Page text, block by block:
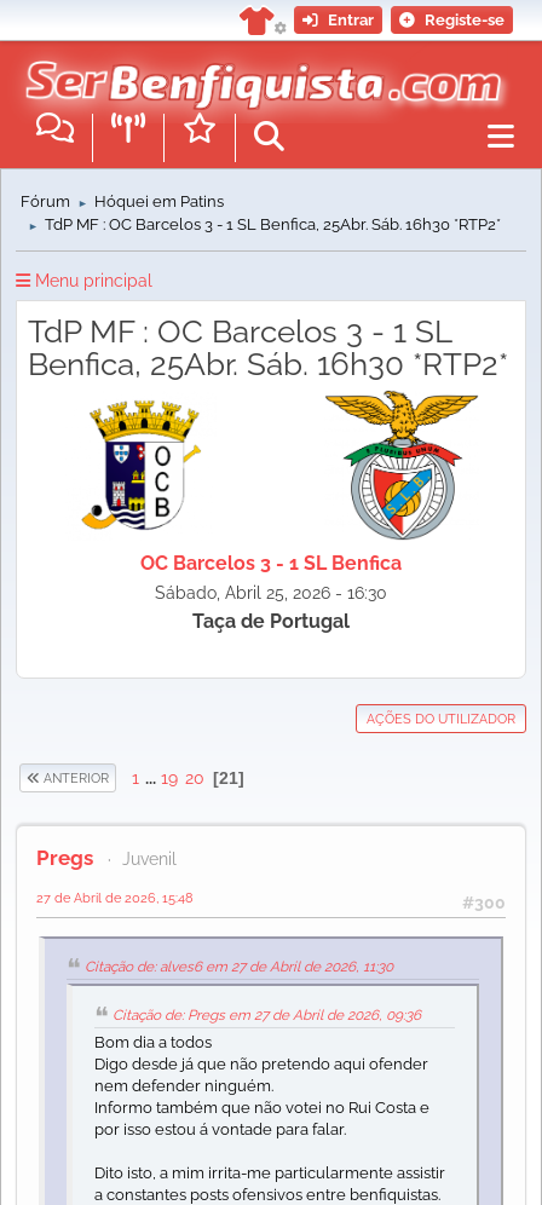
Entrar Registe-se
Fórum ► Hóquei em Patins
► TdP MF : OC Barcelos 3 - 1 SL Benfica, 25Abr. Sáb. 16h30 *RTP2*
Menu principal
TdP MF : OC Barcelos 3 - 1 SL
Benfica, 25Abr. Sáb. 16h30 *RTP2*
OC Barcelos 3 - 1 SL Benfica
Sábado, Abril 25, 2026 - 16:30
Taça de Portugal
AÇÕES DO UTILIZADOR
ANTERIOR 1 ... 19 20 21
Pregs Juvenil
#300
27 de Abril de 2026, 15:48
Citação de: alves6 em 27 de Abril de 2026, 11:30
Citação de: Pregs em 27 de Abril de 2026, 09:36
Bom dia a todos
Digo desde já que não pretendo aqui ofender
nem defender ninguém.
Informo também que não votei no Rui Costa e
por isso estou á vontade para falar.
Dito isto, a mim irrita-me particularmente assistir
a constantes posts ofensivos entre benfiquistas.